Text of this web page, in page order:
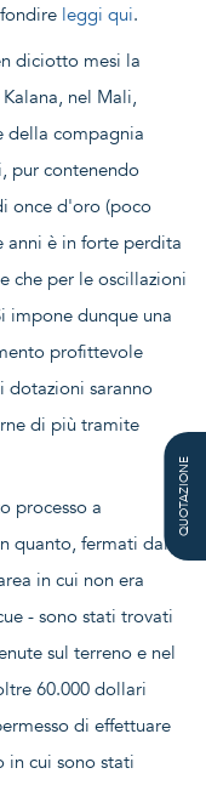
leggi qui.
diciotto mesi la
nel Mali,
della compagnia
pur contenendo
once d'oro (poco
anni è in forte perdita
che per le oscillazioni
impone dunque una
profittevole
saranno
di più tramite
processo a
quanto, fermati dalla
in cui non era
- sono stati trovati
sul terreno e nel
60.000 dollari
di effettuare
in cui sono stati
QUOTAZIONE